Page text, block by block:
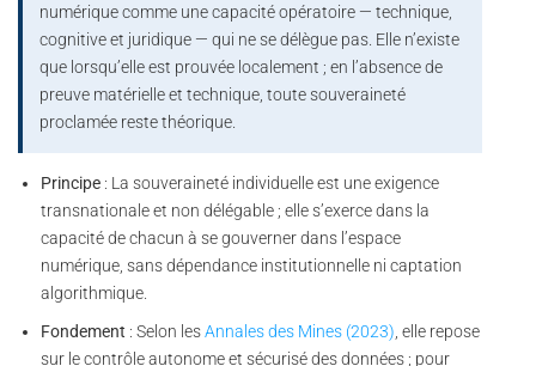
numérique comme une capacité opératoire — technique,
cognitive et juridique — qui ne se délègue pas. Elle n’existe
que lorsqu’elle est prouvée localement ; en l’absence de
preuve matérielle et technique, toute souveraineté
proclamée reste théorique.
Principe: La souveraineté individuelle est une exigence
transnationale et non délégable ; elle s’exerce dans la
capacité de chacun à se gouverner dans l’espace
numérique, sans dépendance institutionnelle ni captation
algorithmique.
Fondement : Selon lesAnnales des Mines (2023), elle repose
sur le contrôle autonome et sécurisé des données ; pour